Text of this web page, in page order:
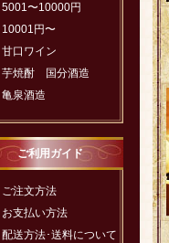
5001〜10000円
10001円〜
甘口ワイン
芋焼酎 国分酒造
亀泉酒造
ご利用ガイド
ご注文方法
お支払い方法
配送方法･送料について